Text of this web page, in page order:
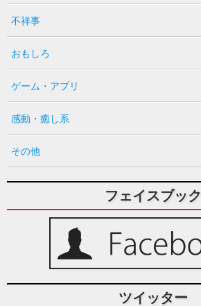
不祥事
おもしろ
ゲーム・アプリ
感動・癒し系
その他
フェイスブック
ツイッター